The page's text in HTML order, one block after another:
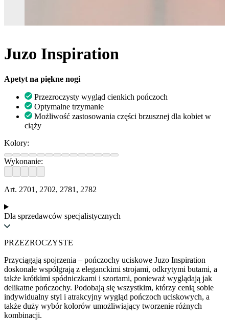
Juzo Inspiration
Apetyt na piękne nogi
Przezroczysty wygląd cienkich pończoch
Optymalne trzymanie
Możliwość zastosowania części brzusznej dla kobiet w
ciąży
Kolory:
Wykonanie:
Art. 2701, 2702, 2781, 2782
Dla sprzedawców specjalistycznych
PRZEZROCZYSTE
Przyciągają spojrzenia – pończochy uciskowe Juzo Inspiration
doskonale współgrają z eleganckimi strojami, odkrytymi butami, a
także krótkimi spódniczkami i szortami, ponieważ wyglądają jak
delikatne pończochy. Podobają się wszystkim, którzy cenią sobie
indywidualny styl i atrakcyjny wygląd pończoch uciskowych, a
także duży wybór kolorów umożliwiający tworzenie różnych
kombinacji.